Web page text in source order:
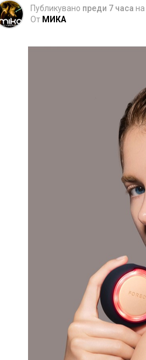
Публикувано преди 7 часа на
От МИКА